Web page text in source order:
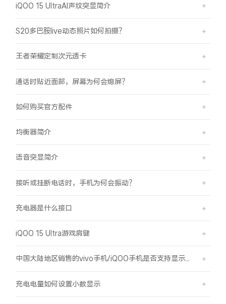
iQOO 15 UltraAI声纹突显简介
S20多巴胺live动态照片如何拍摄？
王者荣耀定制次元透卡
通话时贴近面部，屏幕为何会熄屏？
如何购买官方配件
均衡器简介
语音突显简介
接听或挂断电话时，手机为何会振动？
充电器是什么接口
iQOO 15 Ultra游戏肩键
中国大陆地区销售的vivo手机/iQOO手机是否支持显示国外号码的归属地信息？
充电电量如何设置小数显示